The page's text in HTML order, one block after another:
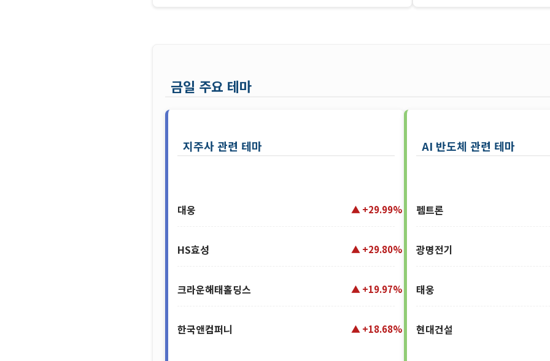
금일 주요 테마
지주사 관련 테마
대웅 +29.99%
HS효성 +29.80%
크라운해태홀딩스 +19.97%
한국앤컴퍼니 +18.68%
AI 반도체 관련 테마
펨트론
광명전기
태웅
현대건설